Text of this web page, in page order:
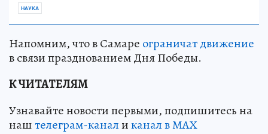
НАУКА
Напомним, что в Самаре ограничат движение
в связи празднованием Дня Победы.
К ЧИТАТЕЛЯМ
Узнавайте новости первыми, подпишитесь на
наштелеграм-каналиканал в МАХ